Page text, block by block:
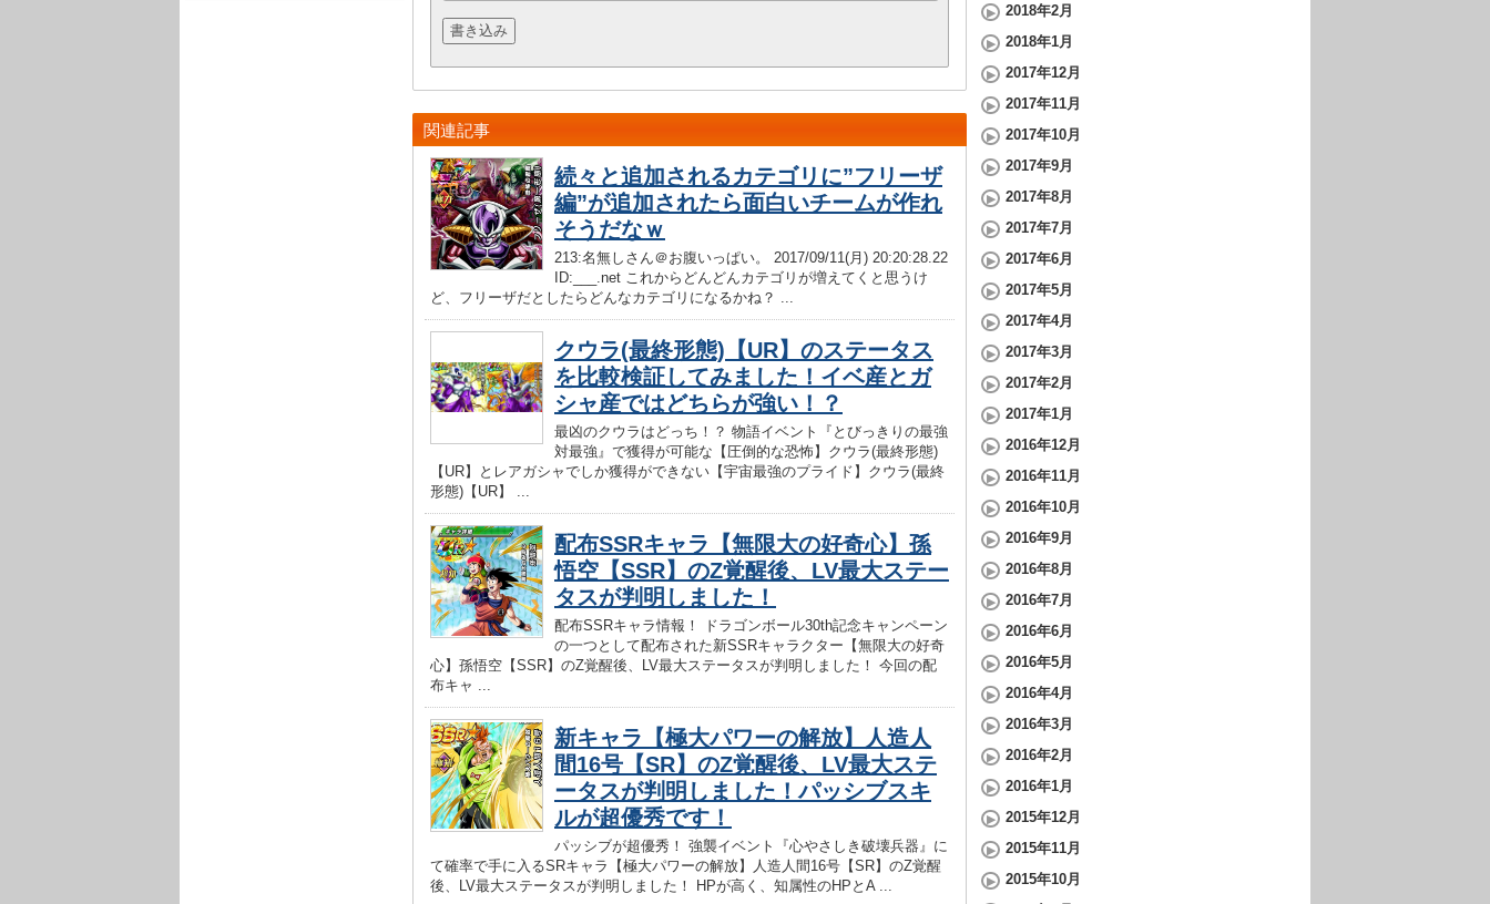
関連記事
続々と追加されるカテゴリに”フリーザ
編”が追加されたら面白いチームが作れ
そうだなｗ
213:名無しさん＠お腹いっぱい。 2017/09/11(月) 20:20:28.22
ID:___.net これからどんどんカテゴリが増えてくと思うけ
ど、フリーザだとしたらどんなカテゴリになるかね？ ...
クウラ(最終形態)【UR】のステータス
を比較検証してみました！イベ産とガ
シャ産ではどちらが強い！？
最凶のクウラはどっち！？ 物語イベント『とびっきりの最強
対最強』で獲得が可能な【圧倒的な恐怖】クウラ(最終形態)
【UR】とレアガシャでしか獲得ができない【宇宙最強のプライド】クウラ(最終
形態)【UR】 ...
配布SSRキャラ【無限大の好奇心】孫
悟空【SSR】のZ覚醒後、LV最大ステー
タスが判明しました！
配布SSRキャラ情報！ ドラゴンボール30th記念キャンペーン
の一つとして配布された新SSRキャラクター【無限大の好奇
心】孫悟空【SSR】のZ覚醒後、LV最大ステータスが判明しました！ 今回の配
布キャ ...
新キャラ【極大パワーの解放】人造人
間16号【SR】のZ覚醒後、LV最大ステ
ータスが判明しました！パッシブスキ
ルが超優秀です！
パッシブが超優秀！ 強襲イベント『心やさしき破壊兵器』に
て確率で手に入るSRキャラ【極大パワーの解放】人造人間16号【SR】のZ覚醒
後、LV最大ステータスが判明しました！ HPが高く、知属性のHPとA ...
2018年2月
2018年1月
2017年12月
2017年11月
2017年10月
2017年9月
2017年8月
2017年7月
2017年6月
2017年5月
2017年4月
2017年3月
2017年2月
2017年1月
2016年12月
2016年11月
2016年10月
2016年9月
2016年8月
2016年7月
2016年6月
2016年5月
2016年4月
2016年3月
2016年2月
2016年1月
2015年12月
2015年11月
2015年10月